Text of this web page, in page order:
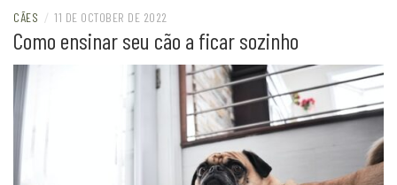
CÃES / 11 DE OCTOBER DE 2022
Como ensinar seu cão a ficar sozinho